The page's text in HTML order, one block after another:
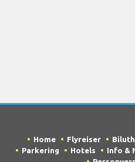
Home Flyreiser
Parkering
Hotels Info &